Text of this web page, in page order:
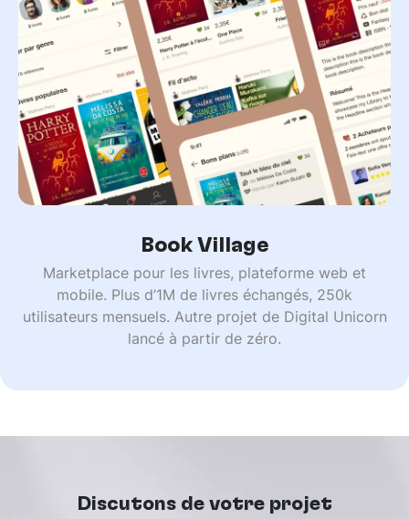
Book Village
Marketplace pour les livres, plateforme web et
mobile. Plus d’1M de livres échangés, 250k
utilisateurs mensuels. Autre projet de Digital Unicorn
lancé à partir de zéro.
Discutons de votre projet